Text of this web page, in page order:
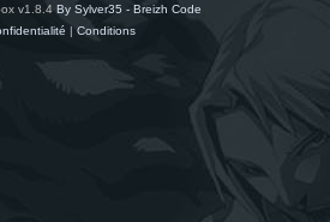
v1.8.4 By Sylver35 - Breizh Code
| Conditions